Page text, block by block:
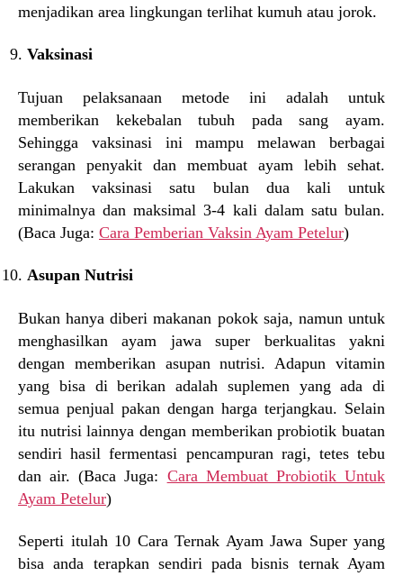
menjadikan area lingkungan terlihat kumuh atau jorok.
Vaksinasi
Tujuan pelaksanaan metode ini adalah untuk
memberikan kekebalan tubuh pada sang ayam.
Sehingga vaksinasi ini mampu melawan berbagai
serangan penyakit dan membuat ayam lebih sehat.
Lakukan vaksinasi satu bulan dua kali untuk
minimalnya dan maksimal 3-4 kali dalam satu bulan.
(Baca Juga: Cara Pemberian Vaksin Ayam Petelur)
Asupan Nutrisi
Bukan hanya diberi makanan pokok saja, namun untuk
menghasilkan ayam jawa super berkualitas yakni
dengan memberikan asupan nutrisi. Adapun vitamin
yang bisa di berikan adalah suplemen yang ada di
semua penjual pakan dengan harga terjangkau. Selain
itu nutrisi lainnya dengan memberikan probiotik buatan
sendiri hasil fermentasi pencampuran ragi, tetes tebu
dan air. (Baca Juga: Cara Membuat Probiotik Untuk
Ayam Petelur)
Seperti itulah 10 Cara Ternak Ayam Jawa Super yang
bisa anda terapkan sendiri pada bisnis ternak Ayam